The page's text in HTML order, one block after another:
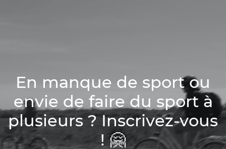
En manque de sport ou
envie de faire du sport à
plusieurs ? Inscrivez-vous
! 🤗